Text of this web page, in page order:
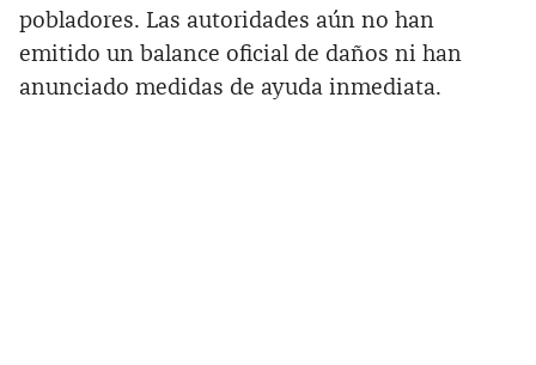
pobladores. Las autoridades aún no han
emitido un balance oficial de daños ni han
anunciado medidas de ayuda inmediata.